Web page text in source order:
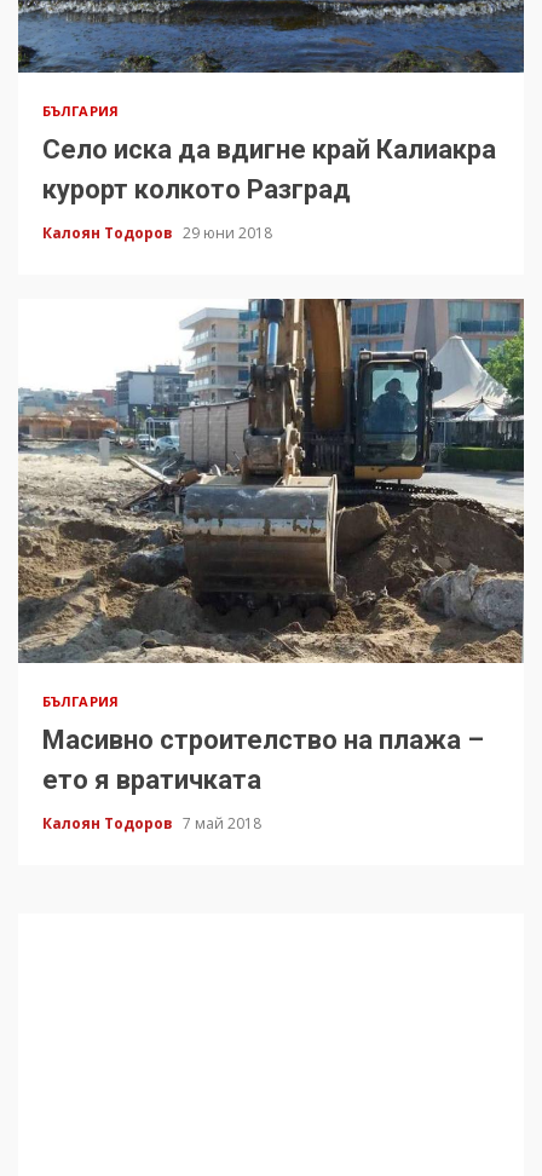
БЪЛГАРИЯ
Село иска да вдигне край Калиакра
курорт колкото Разград
Калоян Тодоров 29 юни 2018
БЪЛГАРИЯ
Масивно строителство на плажа –
ето я вратичката
Калоян Тодоров 7 май 2018